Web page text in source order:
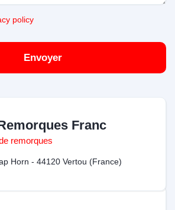
policy
Envoyer
Franc
remorques
Horn - 44120 Vertou (France)